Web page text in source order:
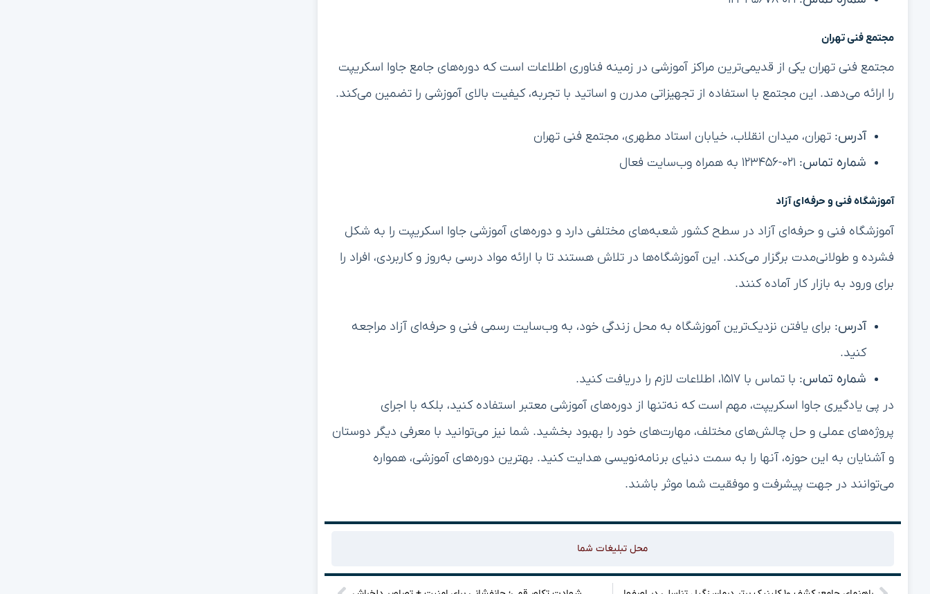
مجتمع فنی تهران
مجتمع فنی تهران یکی از قدیمی‌ترین مراکز آموزشی در زمینه فناوری اطلاعات است که دوره‌های جامع جاوا اسکریپت
را ارائه می‌دهد. این مجتمع با استفاده از تجهیزاتی مدرن و اساتید با تجربه، کیفیت بالای آموزشی را تضمین می‌کند.
آدرس: تهران، میدان انقلاب، خیابان استاد مطهری، مجتمع فنی تهران
شماره تماس:
آموزشگاه فنی و حرفه‌ای آزاد
آموزشگاه فنی و حرفه‌ای آزاد در سطح کشور شعبه‌های مختلفی دارد و دوره‌های آموزشی جاوا اسکریپت را به شکل
فشرده و طولانی‌مدت برگزار می‌کند. این آموزشگاه‌ها در تلاش هستند تا با ارائه مواد درسی به‌روز و کاربردی، افراد را
برای ورود به بازار کار آماده کنند.
آدرس: برای یافتن نزدیک‌ترین آموزشگاه به محل زندگی خود، به وب‌سایت رسمی فنی و حرفه‌ای آزاد مراجعه
کنید.
شماره تماس: با تماس با ۱۵۱۷، اطلاعات لازم را دریافت کنید.
در پی یادگیری جاوا اسکریپت، مهم است که نه‌تنها از دوره‌های آموزشی معتبر استفاده کنید، بلکه با اجرای
پروژه‌های عملی و حل چالش‌های مختلف، مهارت‌های خود را بهبود بخشید. شما نیز می‌توانید با معرفی دیگر دوستان
و آشنایان به این حوزه، آنها را به سمت دنیای برنامه‌نویسی هدایت کنید. بهترین دوره‌های آموزشی، همواره
می‌توانند در جهت پیشرفت و موفقیت شما موثر باشند.
محل تبلیغات شما